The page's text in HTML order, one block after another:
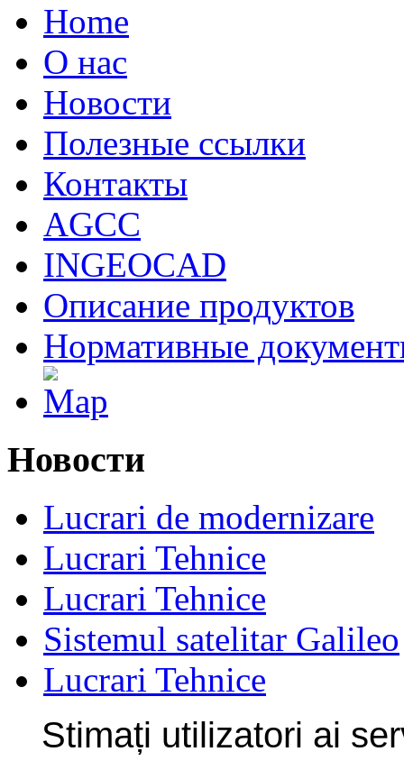
Home
О нас
Новости
Полезные ссылки
Контакты
AGCC
INGEOCAD
Описание продуктов
Нормативные
Новости
Lucrari de modernizare
Lucrari Tehnice
Lucrari Tehnice
Sistemul satelitar Galileo
Lucrari Tehnice
Stimați utilizatori ai